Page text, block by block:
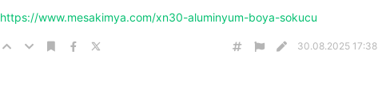
https://www.mesakimya.com/xn30-aluminyum-boya-sokucu
30.08.2025 17:38